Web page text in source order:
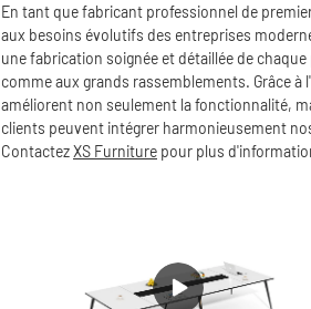
En tant que fabricant professionnel de
aux besoins évolutifs des entreprises
une fabrication soignée et détaillée de
comme aux grands rassemblements. Grâce
améliorent non seulement la fonctionnalité,
clients peuvent intégrer harmonieusement
ContactezXS Furniture pour plus